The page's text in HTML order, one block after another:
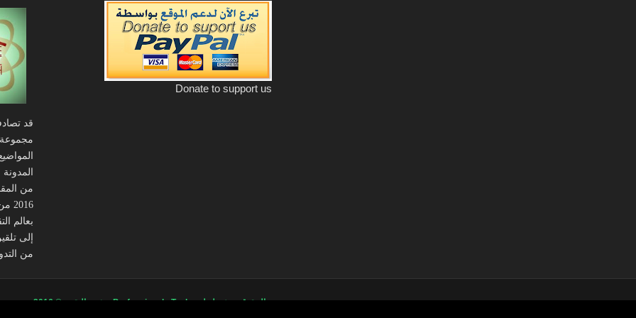
Donate to support us
قد
من
بعالم
إلى
من
جميع الحقوق محفوظة لدىProfessional - Tech _ خبير التقنية © 2016